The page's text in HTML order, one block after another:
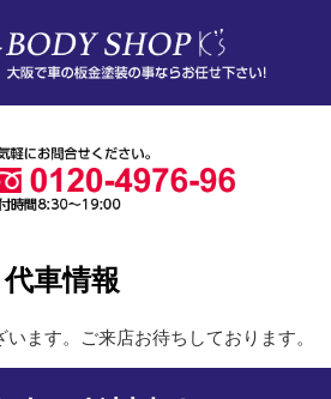
代車情報
ます。ご来店お待ちしております。